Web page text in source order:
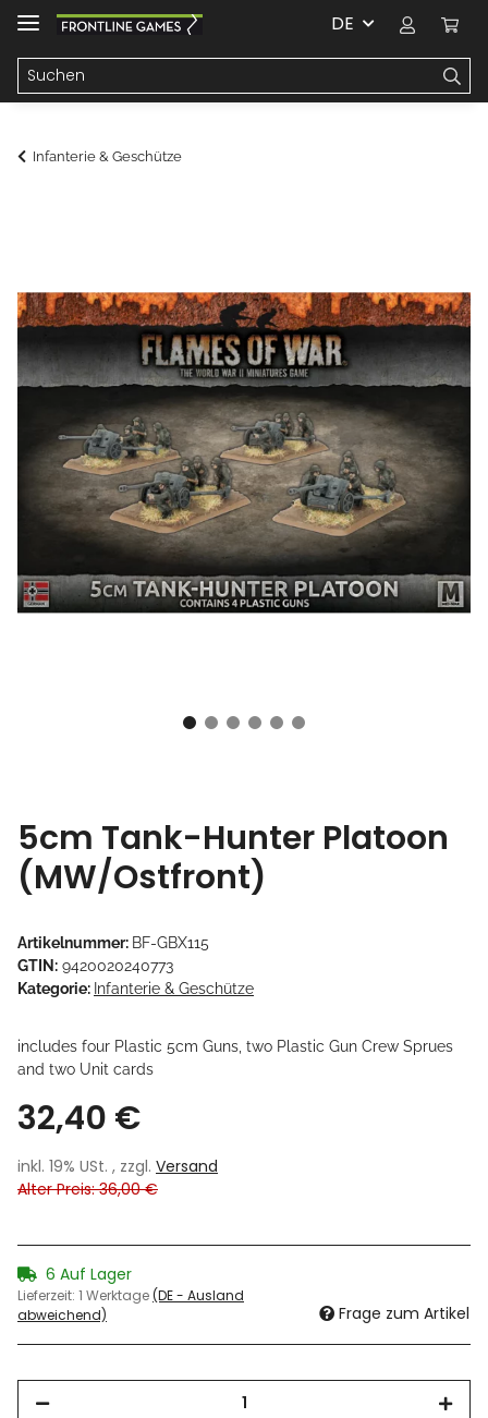
DE
Infanterie & Geschütze
5cm Tank-Hunter Platoon
(MW/Ostfront)
Artikelnummer: BF-GBX115
GTIN: 9420020240773
Kategorie: Infanterie & Geschütze
includes four Plastic 5cm Guns, two Plastic Gun Crew Sprues
and two Unit cards
32,40 €
inkl. 19% USt. , zzgl. Versand
Alter Preis: 36,00 €
6 Auf Lager
Lieferzeit: 1 Werktage(DE - Ausland
abweichend)
Frage zum Artikel